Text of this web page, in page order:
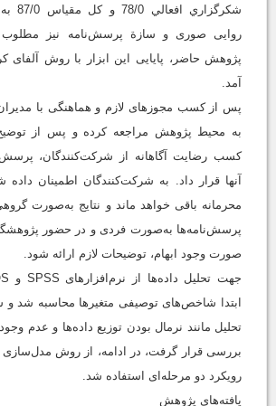
روایی صوری و سازة پرسش‌نامه نیز مطلوب
آمد.
پس از کسب مجوزهای لازم و هماهنگی با
به محیط پژوهش مراجعه کرده و پس از
کسب رضایت آگاهانه از شرکت‌کنندگان،
آنها قرار داد. به شرکت‌کنندگان اطمینان داده
محرمانه باقی خواهد ماند و نتایج به‌صورت
پرسش‌نامه‌ها به‌صورت فردی و در حضور
صورت وجود ابهام، توضیحات لازم ارائه شود.
ابتدا شاخص‌های توصیفی متغیرها محاسبه
تحلیل مانند نرمال بودن توزیع داده‌ها و عدم
بررسی قرار گرفت، در ادامه، از روش مدل‌سازی
رویکرد دو مرحله‌ای استفاده شد.
یافته‌هاي پژوهش